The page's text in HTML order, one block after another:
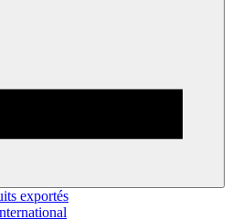
exportés